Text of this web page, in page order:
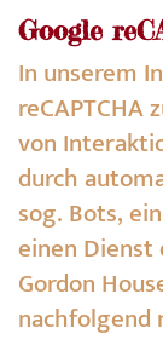
Google
In unserem
von
durch
sog. Bots,
einen Dienst
Gordon
nachfolgend